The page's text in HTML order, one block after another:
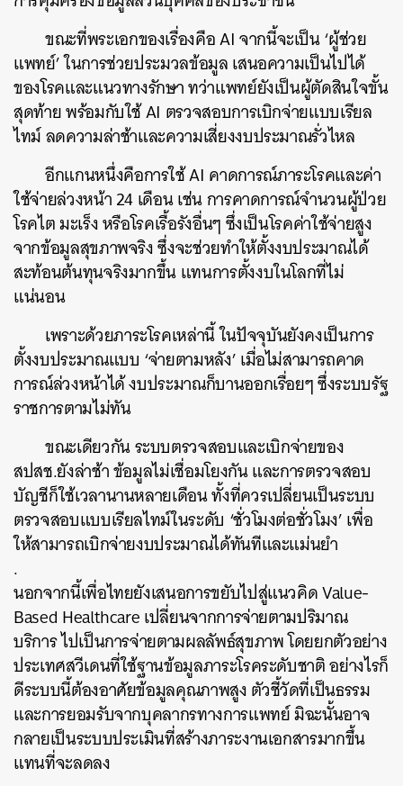
ขณะที่พระเอกของเรื่องคือ AI จากนี้จะเป็น​ ‘ผู้ช่วย
แพทย์’ ในการช่วยประมวลข้อมูล เสนอความเป็นไปได้
ของโรคและแนวทางรักษา ทว่าแพทย์ยังเป็นผู้ตัดสินใจขั้น
สุดท้าย พร้อมกับใช้ AI ตรวจสอบการเบิกจ่ายแบบเรียล
ไทม์ ลดความล่าช้าและความเสี่ยงงบประมาณรั่วไหล
อีกแกนหนึ่งคือการใช้ AI คาดการณ์ภาระโรคและค่า
ใช้จ่ายล่วงหน้า 24 เดือน เช่น การคาดการณ์จำนวนผู้ป่วย
โรคไต มะเร็ง หรือโรคเรื้อรังอื่นๆ ซึ่งเป็นโรคค่าใช้จ่ายสูง
จากข้อมูลสุขภาพจริง ซึ่งจะช่วยทำให้ตั้งงบประมาณได้
สะท้อนต้นทุนจริงมากขึ้น แทนการตั้งงบในโลกที่ไม่
แน่นอน
เพราะด้วยภาระโรคเหล่านี้ ในปัจจุบันยังคงเป็นการ
ตั้งงบประมาณแบบ ‘จ่ายตามหลัง’ เมื่อไม่สามารถคาด
การณ์ล่วงหน้าได้ งบประมาณก็บานออกเรื่อยๆ ซึ่งระบบรัฐ
ราชการตามไม่ทัน
ขณะเดียวกัน ระบบตรวจสอบและเบิกจ่ายของ
สปสช.ยังล่าช้า ข้อมูลไม่เชื่อมโยงกัน และการตรวจสอบ
บัญชีก็ใช้เวลานานหลายเดือน ทั้งที่ควรเปลี่ยนเป็นระบบ
ตรวจสอบแบบเรียลไทม์ในระดับ ‘ชั่วโมงต่อชั่วโมง’ เพื่อ
ให้สามารถเบิกจ่ายงบประมาณได้ทันทีและแม่นยำ
.
นอกจากนี้เพื่อไทยยังเสนอการขยับไปสู่แนวคิด Value-
Based Healthcare เปลี่ยนจากการจ่ายตามปริมาณ
บริการ ไปเป็นการจ่ายตามผลลัพธ์สุขภาพ โดยยกตัวอย่าง
ประเทศสวีเดนที่ใช้ฐานข้อมูลภาระโรคระดับชาติ อย่างไรก็
ดีระบบนี้ต้องอาศัยข้อมูลคุณภาพสูง ตัวชี้วัดที่เป็นธรรม
และการยอมรับจากบุคลากรทางการแพทย์ มิฉะนั้นอาจ
กลายเป็นระบบประเมินที่สร้างภาระงานเอกสารมากขึ้น
แทนที่จะลดลง
ค้นหา
SHARE TWEET LINE EMAIL